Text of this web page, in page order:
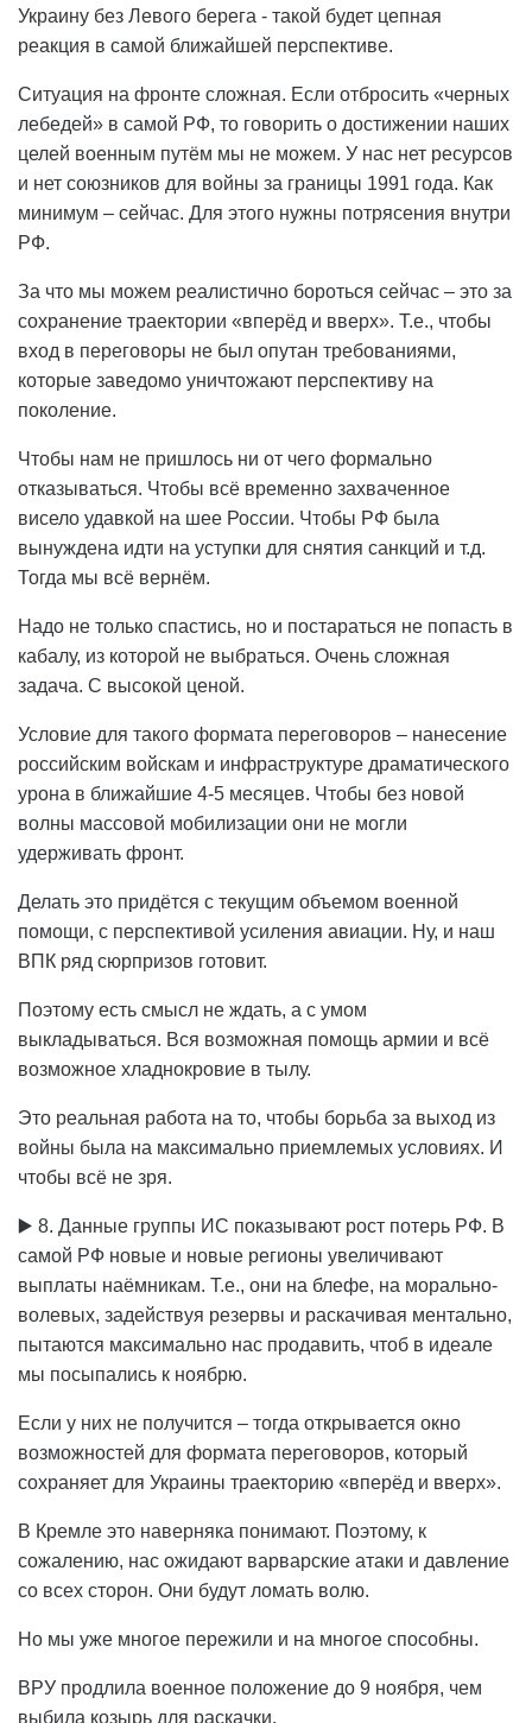
Украину без Левого берега - такой будет цепная
реакция в самой ближайшей перспективе.
Ситуация на фронте сложная. Если отбросить «черных
лебедей» в самой РФ, то говорить о достижении наших
целей военным путём мы не можем. У нас нет ресурсов
и нет союзников для войны за границы 1991 года. Как
минимум – сейчас. Для этого нужны потрясения внутри
РФ.
За что мы можем реалистично бороться сейчас – это за
сохранение траектории «вперёд и вверх». Т.е., чтобы
вход в переговоры не был опутан требованиями,
которые заведомо уничтожают перспективу на
поколение.
Чтобы нам не пришлось ни от чего формально
отказываться. Чтобы всё временно захваченное
висело удавкой на шее России. Чтобы РФ была
вынуждена идти на уступки для снятия санкций и т.д.
Тогда мы всё вернём.
Надо не только спастись, но и постараться не попасть в
кабалу, из которой не выбраться. Очень сложная
задача. С высокой ценой.
Условие для такого формата переговоров – нанесение
российским войскам и инфраструктуре драматического
урона в ближайшие 4-5 месяцев. Чтобы без новой
волны массовой мобилизации они не могли
удерживать фронт.
Делать это придётся с текущим объемом военной
помощи, с перспективой усиления авиации. Ну, и наш
ВПК ряд сюрпризов готовит.
Поэтому есть смысл не ждать, а с умом
выкладываться. Вся возможная помощь армии и всё
возможное хладнокровие в тылу.
Это реальная работа на то, чтобы борьба за выход из
войны была на максимально приемлемых условиях. И
чтобы всё не зря.
▶️ 8. Данные группы ИС показывают рост потерь РФ. В
самой РФ новые и новые регионы увеличивают
выплаты наёмникам. Т.е., они на блефе, на морально-
волевых, задействуя резервы и раскачивая ментально,
пытаются максимально нас продавить, чтоб в идеале
мы посыпались к ноябрю.
Если у них не получится – тогда открывается окно
возможностей для формата переговоров, который
сохраняет для Украины траекторию «вперёд и вверх».
В Кремле это наверняка понимают. Поэтому, к
сожалению, нас ожидают варварские атаки и давление
со всех сторон. Они будут ломать волю.
Но мы уже многое пережили и на многое способны.
ВРУ продлила военное положение до 9 ноября, чем
выбила козырь для раскачки.